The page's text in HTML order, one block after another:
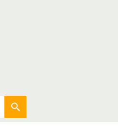
Aktuellen Standort